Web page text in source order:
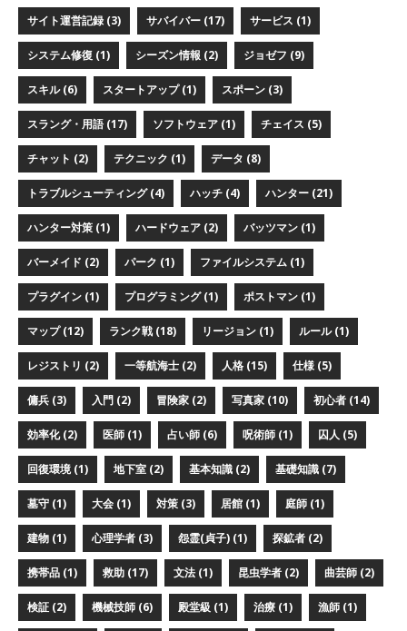
サイト運営記録 (3) サバイバー (17) サービス (1)
システム修復 (1) シーズン情報 (2) ジョゼフ (9)
スキル (6) スタートアップ (1) スポーン (3)
スラング・用語 (17) ソフトウェア (1) チェイス (5)
チャット (2) テクニック (1) データ (8)
トラブルシューティング (4) ハッチ (4) ハンター (21)
ハンター対策 (1) ハードウェア (2) バッツマン (1)
バーメイド (2) パーク (1) ファイルシステム (1)
プラグイン (1) プログラミング (1) ポストマン (1)
マップ (12) ランク戦 (18) リージョン (1) ルール (1)
レジストリ (2) 一等航海士 (2) 人格 (15) 仕様 (5)
傭兵 (3) 入門 (2) 冒険家 (2) 写真家 (10) 初心者 (14)
効率化 (2) 医師 (1) 占い師 (6) 呪術師 (1) 囚人 (5)
回復環境 (1) 地下室 (2) 基本知識 (2) 基礎知識 (7)
墓守 (1) 大会 (1) 対策 (3) 居館 (1) 庭師 (1)
建物 (1) 心理学者 (3) 怨霊(貞子) (1) 探鉱者 (2)
携帯品 (1) 救助 (17) 文法 (1) 昆虫学者 (2) 曲芸師 (2)
検証 (2) 機械技師 (6) 殿堂級 (1) 治療 (1) 漁師 (1)